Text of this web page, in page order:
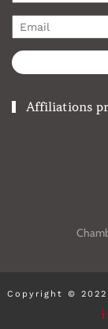
Affiliations
Copyright ©